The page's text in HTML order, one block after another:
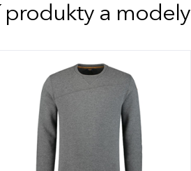
produkty a modely